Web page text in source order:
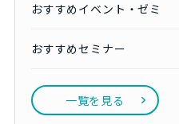
おすすめイベント・ゼミ
おすすめセミナー
一覧を見る